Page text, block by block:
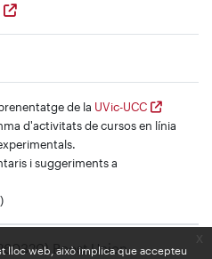
lloc web, això implica que accepteu
de la UVic-UCC
d'activitats de cursos en línia
i suggeriments a
Boost Union